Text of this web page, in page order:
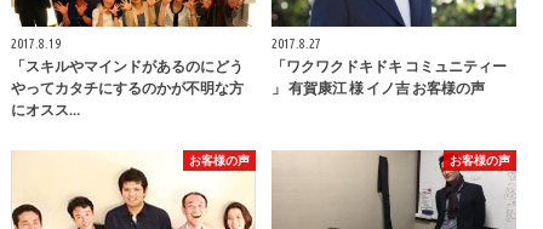
2017.8.19
「スキルやマインドがあるのにどう
やってカタチにするのかが不明な方
にオスス…
2017.8.27
「ワクワクドキドキ コミュニティー
」 有賀康江 様 イノ吉 お客様の声
お客様の声 お客様の声